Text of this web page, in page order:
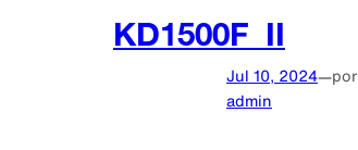
KD1500F_II
Jul 10, 2024—por
admin